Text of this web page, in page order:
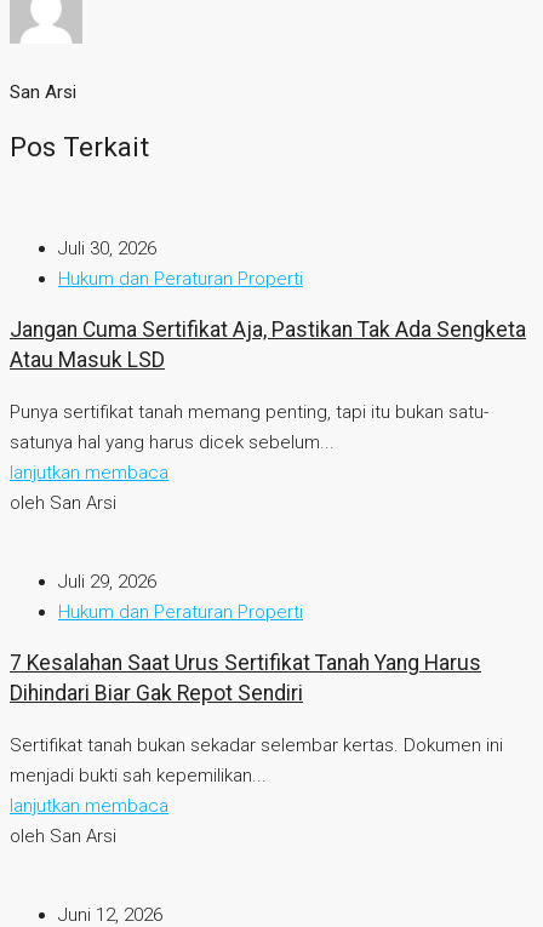
San Arsi
Pos Terkait
Juli 30, 2026
Hukum dan Peraturan Properti
Jangan Cuma Sertifikat Aja, Pastikan Tak Ada Sengketa
Atau Masuk LSD
Punya sertifikat tanah memang penting, tapi itu bukan satu-
satunya hal yang harus dicek sebelum...
lanjutkan membaca
oleh San Arsi
Juli 29, 2026
Hukum dan Peraturan Properti
7 Kesalahan Saat Urus Sertifikat Tanah Yang Harus
Dihindari Biar Gak Repot Sendiri
Sertifikat tanah bukan sekadar selembar kertas. Dokumen ini
menjadi bukti sah kepemilikan...
lanjutkan membaca
oleh San Arsi
Juni 12, 2026